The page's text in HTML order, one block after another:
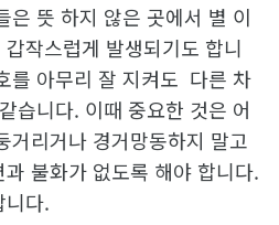
은 뜻 하지 않은 곳에서 별 이
작스럽게 발생되기도 합니
를 아무리 잘 지켜도 다른 차
습니다. 이때 중요한 것은 어
거리거나 경거망동하지 말고
불화가 없도록 해야 합니다.
니다.